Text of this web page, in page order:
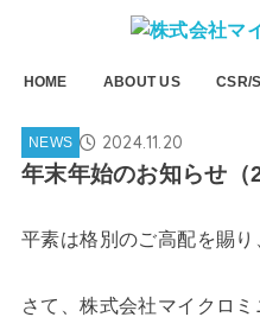
HOME ABOUT US CSR/
NEWS 2024.11.20
年末年始のお知らせ（
平素は格別のご高配を賜り
さて、株式会社マイクロ